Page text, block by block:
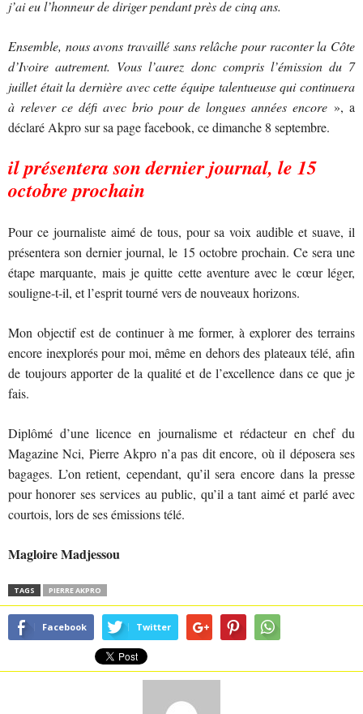
j’ai eu l’honneur de diriger pendant près de cinq ans.
Ensemble, nous avons travaillé sans relâche pour raconter la Côte
d’Ivoire autrement. Vous l’aurez donc compris l’émission du 7
juillet était la dernière avec cette équipe talentueuse qui continuera
à relever ce défi avec brio pour de longues années encore», a
déclaré Akpro sur sa page facebook, ce dimanche 8 septembre.
il présentera son dernier journal, le 15
octobre prochain
Pour ce journaliste aimé de tous, pour sa voix audible et suave, il
présentera son dernier journal, le 15 octobre prochain. Ce sera une
étape marquante, mais je quitte cette aventure avec le cœur léger,
souligne-t-il, et l’esprit tourné vers de nouveaux horizons.
Mon objectif est de continuer à me former, à explorer des terrains
encore inexplorés pour moi, même en dehors des plateaux télé, afin
de toujours apporter de la qualité et de l’excellence dans ce que je
fais.
Diplômé d’une licence en journalisme et rédacteur en chef du
Magazine Nci, Pierre Akpro n’a pas dit encore, où il déposera ses
bagages. L’on retient, cependant, qu’il sera encore dans la presse
pour honorer ses services au public, qu’il a tant aimé et parlé avec
courtois, lors de ses émissions télé.
Magloire Madjessou
TAGS PIERRE AKPRO
Facebook Twitter